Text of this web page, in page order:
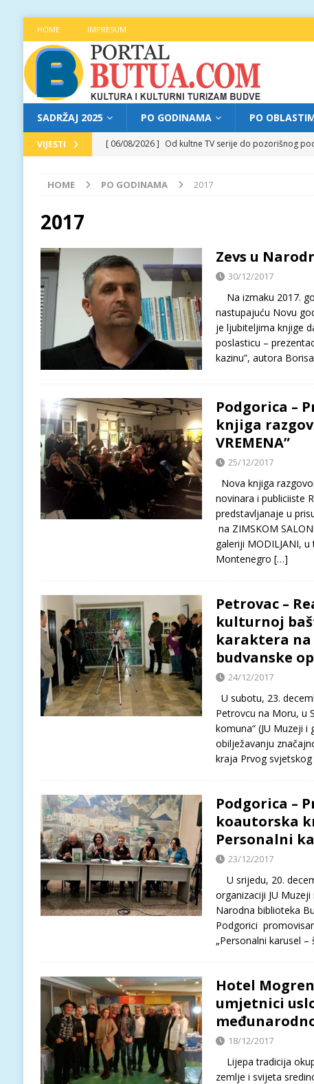
HOME IMPRESUM
SADRŽAJ 2025 PO GODINAMA PO
VIJESTI [ 06/08/2026 ] Od kultne TV serije do pozorišnog
[ 05/08/2026 ] Grad, voda, drvo i čovjek:
HOME PO GODINAMA 2017
2017
Zevs u
30/12/2017
Na izmaku 2017.
nastupajuću Novu
je ljubiteljima knjige
poslasticu –
kazinu”, autora
Podgorica –
knjiga
VREMENA”
25/12/2017
Nova knjiga
novinara i publiciiste
predstavljanaje u
na ZIMSKOM
galeriji MODILJANI,
Montenegro […]
Petrovac –
kulturnoj
karaktera
budvanske
24/12/2017
U subotu, 23.
Petrovcu na Moru, u
komuna“ (JU Muzeji
obilježavanju
kraja Prvog svjetskog
Podgorica –
koautorska
Personalni
23/12/2017
U srijedu, 20.
organizaciji JU
Narodna biblioteka
Podgorici
„Personalni karusel –
Hotel
umjetnici
18/12/2017
Lijepa tradicija
zemlje i svijeta